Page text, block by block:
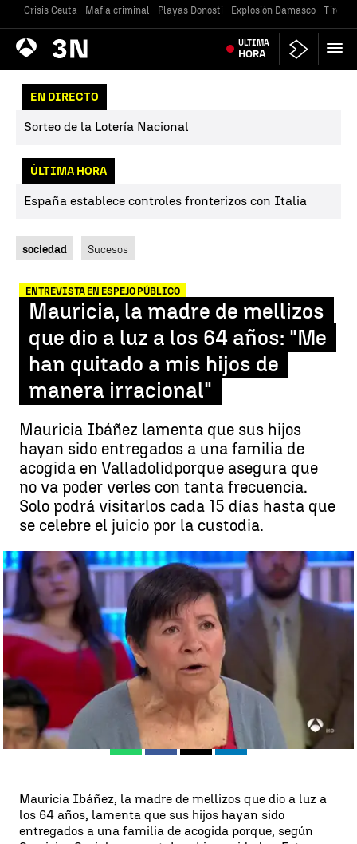
Crisis Ceuta Mafia criminal Playas Donosti Explosión Damasco Tiroteo
Antena
3 Noticias ÚLTIMA
HORA
EN DIRECTO
Sorteo de la Lotería Nacional
ÚLTIMA HORA
España establece controles fronterizos con Italia
sociedad Sucesos
ENTREVISTA EN ESPEJO PÚBLICO
Mauricia, la madre de mellizos
que dio a luz a los 64 años: "Me
han quitado a mis hijos de
manera irracional"
Mauricia Ibáñez lamenta que sus hijos
hayan sido entregados a una familia de
acogida en Valladolidporque asegura que
no va poder verles con tanta frecuencia.
Solo podrá visitarlos cada 15 días hasta que
se celebre el juicio por la custodia.
Mauricia, la madre de mellizos que dio a luz a los 64 años: "Me han
quitado a mis hijos de manera irracional" |
antena3.com
Antena 3 Noticias Madrid
Publicado: 22 de mayo de 2018, 16:28
WhatsappFacebook
X Linkedin
Mauricia Ibáñez, la madre de mellizos que dio a luz a
los 64 años, lamenta que sus hijos hayan sido
entregados a una familia de acogida porque, según